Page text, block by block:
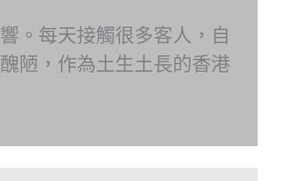
。每天接觸很多客人，自
陋，作為土生土長的香港